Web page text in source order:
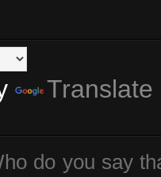
Translate
do you say